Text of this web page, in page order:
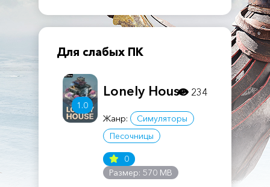
Для слабых ПК
1.0
Lonely House
Жанр:
Симуляторы
Песочницы
0
Размер: 570 MB
234